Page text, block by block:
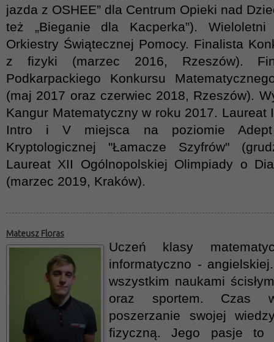
jazda z OSHEE” dla Centrum Opieki nad
też „Bieganie dla Kacperka”). Wieloletni
Orkiestry Świątecznej Pomocy. Finalista
z fizyki (marzec 2016, Rzeszów).
Podkarpackiego Konkursu
(maj 2017 oraz czerwiec 2018, Rzeszów).
Kangur Matematyczny w roku 2017. Laureat
Intro i V miejsca na poziomie Adept
Kryptologicznej "Łamacze Szyfrów"
Laureat XII Ogólnopolskiej Olimpiady o
(marzec 2019, Kraków).
Mateusz Floras
Uczeń klasy
informatyczno -
wszystkim naukami
oraz sportem. Czas
poszerzanie swojej
fizyczną. Jego pasje to